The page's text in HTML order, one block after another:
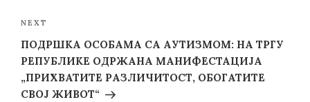
Next
Post
NEXT
ПОДРШКА ОСОБАМА СА АУТИЗМОМ: НА ТРГУ
РЕПУБЛИКЕ ОДРЖАНА МАНИФЕСТАЦИЈА
„ПРИХВАТИТЕ РАЗЛИЧИТОСТ, ОБОГАТИТЕ
СВОЈ ЖИВОТ“